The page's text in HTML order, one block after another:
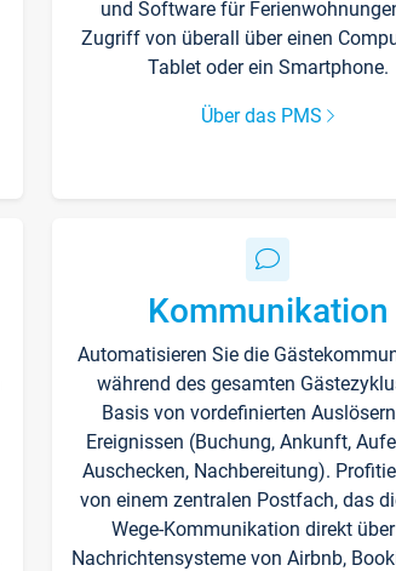
und Software für
Zugriff von überall über einen
Tablet oder ein Smartphone.
Über das PMS
Kommunikation
Automatisieren Sie die
während des gesamten
Basis von vordefinierten
Ereignissen (Buchung, Ankunft,
Auschecken, Nachbereitung).
von einem zentralen Postfach, das
Wege-Kommunikation direkt
Nachrichtensysteme von Airbnb,